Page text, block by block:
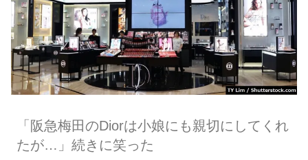
「阪急梅田のDiorは小娘にも親切にしてくれ
たが…」続きに笑った